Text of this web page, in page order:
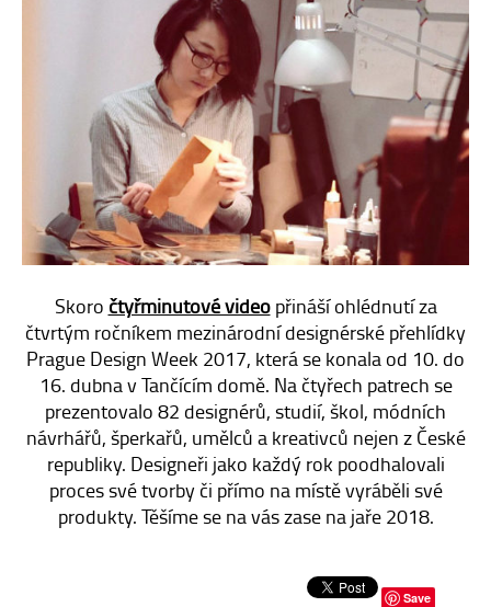
Skoro čtyřminutové videopřináší ohlédnutí za
čtvrtým ročníkem mezinárodní designérské přehlídky
Prague Design Week 2017, která se konala od 10. do
16. dubna v Tančícím domě. Na čtyřech patrech se
prezentovalo 82 designérů, studií, škol, módních
návrhářů, šperkařů, umělců a kreativců nejen z České
republiky. Designeři jako každý rok poodhalovali
proces své tvorby či přímo na místě vyráběli své
produkty. Těšíme se na vás zase na jaře 2018.
Save